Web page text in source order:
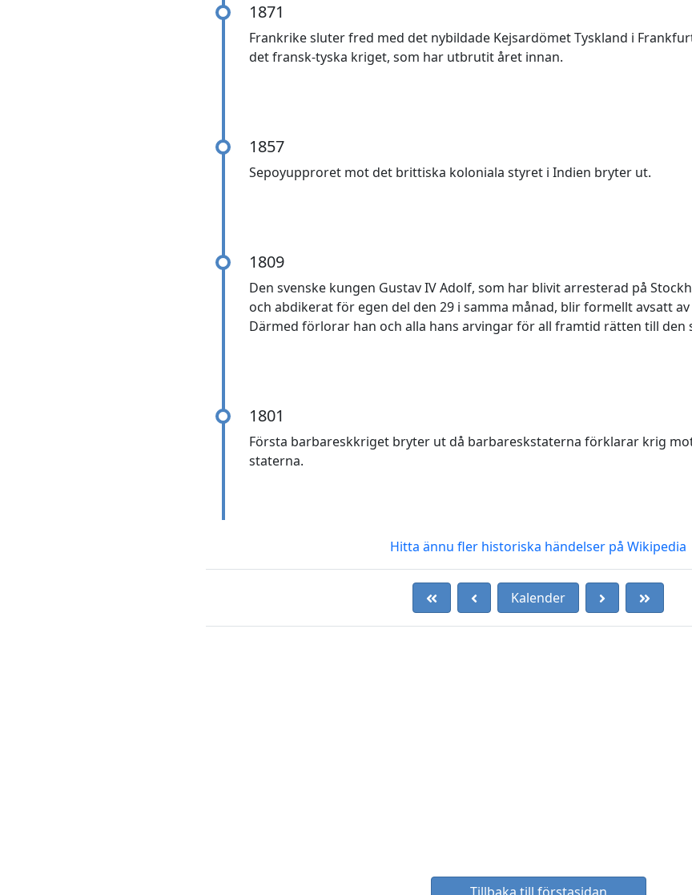
1871
Frankrike sluter fred med det nybildade Kejsardömet Tyskland i
det fransk-tyska kriget, som har utbrutit året innan.
1857
Sepoyupproret mot det brittiska koloniala styret i Indien bryter ut.
1809
Den svenske kungen Gustav IV Adolf, som har blivit arresterad på
och abdikerat för egen del den 29 i samma månad, blir formellt avsatt
Därmed förlorar han och alla hans arvingar för all framtid rätten till den
1801
Första barbareskkriget bryter ut då barbareskstaterna förklarar krig
staterna.
Hitta ännu fler historiska händelser på Wikipedia
Kalender